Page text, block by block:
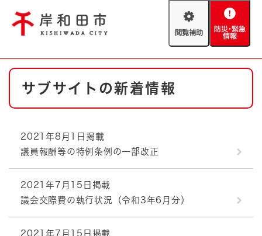
閲
助
防
緊
やさしい日本語
文字サイズ 標準 拡大
背景色変更 白 黒 青
防災・緊急情報 救急・消防
ハザードマップ AED設置箇所
とじる
本
サブサイトの新着情報
2021年8月1日掲載
議員報酬等の特例条例の一部改正
2021年7月15日掲載
議会交際費の執行状況（令和3年6月分）
2021年7月15日掲載